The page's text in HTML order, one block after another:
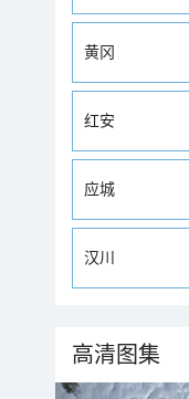
黄冈
红安
应城
汉川
高清图集